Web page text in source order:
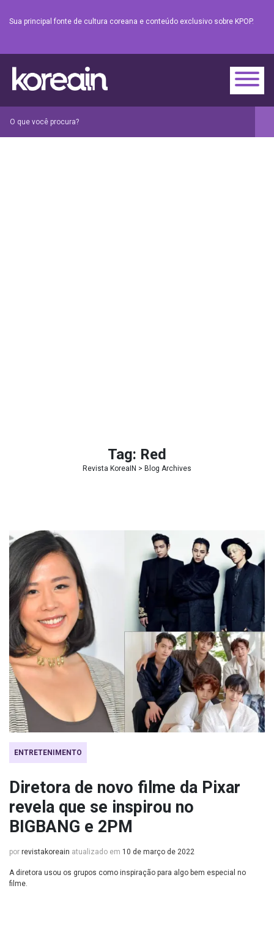
Sua principal fonte de cultura coreana e conteúdo exclusivo sobre KPOP.
Tag: Red
Revista KoreaIN > Blog Archives
ENTRETENIMENTO
Diretora de novo filme da Pixar
revela que se inspirou no
BIGBANG e 2PM
por revistakoreain atualizado em 10 de março de 2022
A diretora usou os grupos como inspiração para algo bem especial no
filme.